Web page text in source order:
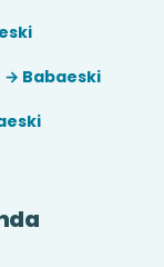
Babaeski